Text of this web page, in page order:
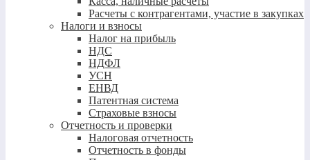
Расчеты с контрагентами, участие в закупках
Налоги и взносы
Налог на прибыль
НДС
НДФЛ
УСН
ЕНВД
Патентная система
Страховые взносы
Отчетность и проверки
Налоговая отчетность
Отчетность в фонды